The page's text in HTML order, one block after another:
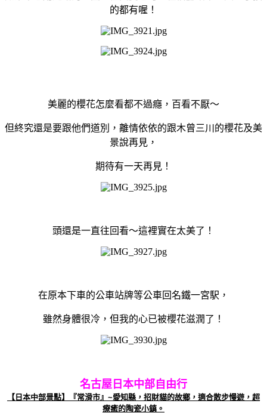
的都有喔！
美麗的櫻花怎麼看都不過癮，百看不厭～
但終究還是要跟他們道別，離情依依的跟木曾三川的櫻花及美
景說再見，
期待有一天再見！
頭還是一直往回看～這裡實在太美了！
在原本下車的公車站牌等公車回名鐵一宮駅，
雖然身體很冷，但我的心已被櫻花滋潤了！
名古屋日本中部自由行
【日本中部景點】『常滑市』~愛知縣，招財貓的故鄉，適合散步慢遊，超
療癒的陶瓷小鎮。